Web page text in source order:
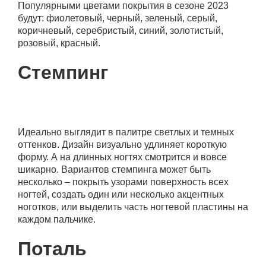
Популярными цветами покрытия в сезоне 2023
будут: фиолетовый, черный, зеленый, серый,
коричневый, серебристый, синий, золотистый,
розовый, красный.
Стемпинг
Идеально выглядит в палитре светлых и темных
оттенков. Дизайн визуально удлиняет короткую
форму. А на длинных ногтях смотрится и вовсе
шикарно. Вариантов стемпинга может быть
несколько – покрыть узорами поверхность всех
ногтей, создать один или несколько акцентных
ноготков, или выделить часть ногтевой пластины на
каждом пальчике.
Поталь